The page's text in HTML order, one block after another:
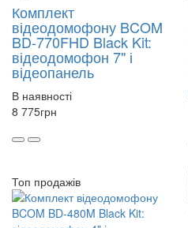
Комплект
відеодомофону BCOM
BD-770FHD Black Kit:
відеодомофон 7" і
відеопанель
В наявності
8 775грн
Топ продажів